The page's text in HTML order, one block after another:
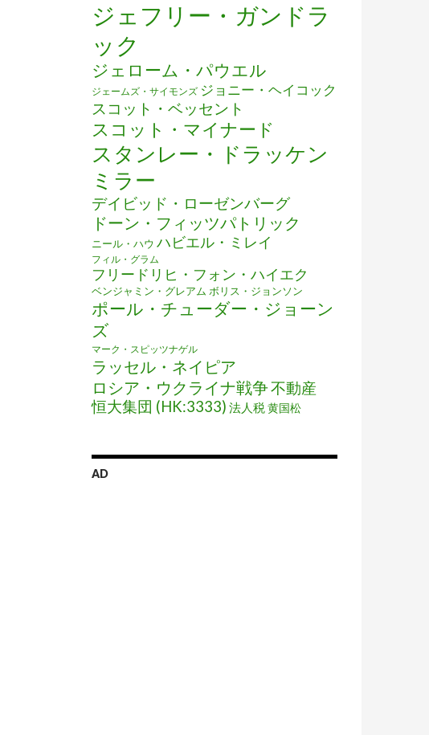
ジェフリー・ガンドラ
ック
ジェローム・パウエル
ジェームズ・サイモンズ ジョニー・ヘイコック
スコット・ベッセント
スコット・マイナード
スタンレー・ドラッケン
ミラー
デイビッド・ローゼンバーグ
ドーン・フィッツパトリック
ニール・ハウ ハビエル・ミレイ
フィル・グラム
フリードリヒ・フォン・ハイエク
ベンジャミン・グレアム ボリス・ジョンソン
ポール・チューダー・ジョーン
ズ
マーク・スピッツナゲル
ラッセル・ネイピア
ロシア・ウクライナ戦争不動産
恒大集団 (HK:3333) 法人税黄国松
AD